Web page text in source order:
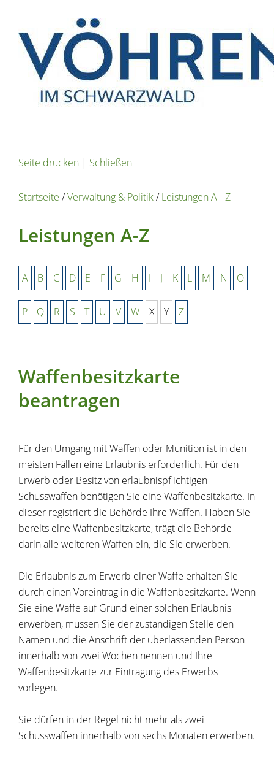
Seite drucken | Schließen
Startseite /Verwaltung & Politik/Leistungen A - Z
Leistungen A-Z
A B C D E F G H I J K L M N O
P Q R S T U V W X Y Z
Waffenbesitzkarte
beantragen
Für den Umgang mit Waffen oder Munition ist in den
meisten Fällen eine Erlaubnis erforderlich. Für den
Erwerb oder Besitz von erlaubnispflichtigen
Schusswaffen benötigen Sie eine Waffenbesitzkarte. In
dieser registriert die Behörde Ihre Waffen. Haben Sie
bereits eine Waffenbesitzkarte, trägt die Behörde
darin alle weiteren Waffen ein, die Sie erwerben.
Die Erlaubnis zum Erwerb einer Waffe erhalten Sie
durch einen Voreintrag in die Waffenbesitzkarte. Wenn
Sie eine Waffe auf Grund einer solchen Erlaubnis
erwerben, müssen Sie der zuständigen Stelle den
Namen und die Anschrift der überlassenden Person
innerhalb von zwei Wochen nennen und Ihre
Waffenbesitzkarte zur Eintragung des Erwerbs
vorlegen.
Sie dürfen in der Regel nicht mehr als zwei
Schusswaffen innerhalb von sechs Monaten erwerben.